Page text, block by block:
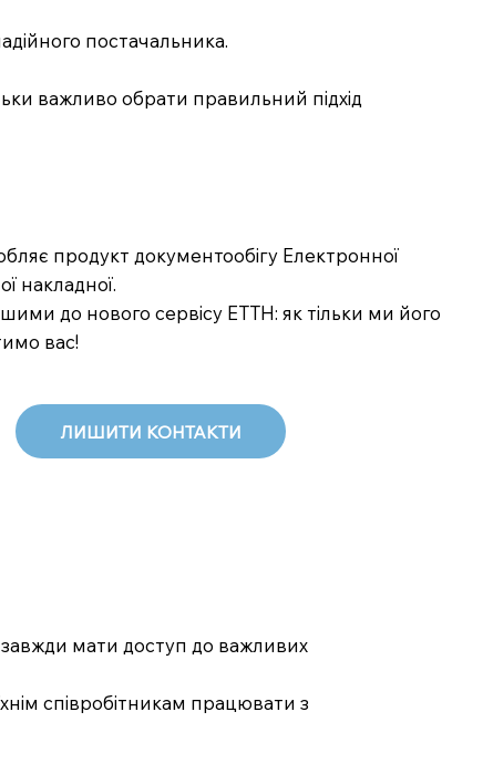
постачальника.
важливо обрати правильний підхід
продукт документообігу Електронної
накладної.
до нового сервісу ЕТТН: як тільки ми його
вас!
ЛИШИТИ КОНТАКТИ
завжди мати доступ до важливих
співробітникам працювати з